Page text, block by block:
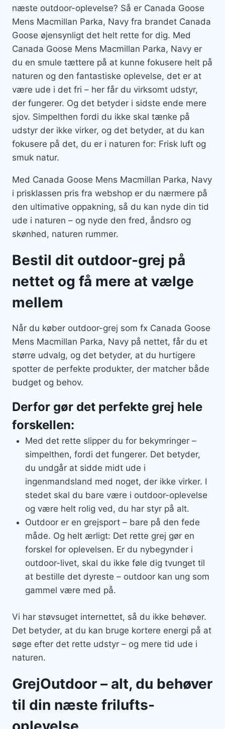
næste outdoor-oplevelse? Så er Canada Goose
Mens Macmillan Parka, Navy fra brandet Canada
Goose øjensynligt det helt rette for dig. Med
Canada Goose Mens Macmillan Parka, Navy er
du en smule tættere på at kunne fokusere helt på
naturen og den fantastiske oplevelse, det er at
være ude i det fri – her får du virksomt udstyr,
der fungerer. Og det betyder i sidste ende mere
sjov. Simpelthen fordi du ikke skal tænke på
udstyr der ikke virker, og det betyder, at du kan
fokusere på det, du er i naturen for: Frisk luft og
smuk natur.
Med Canada Goose Mens Macmillan Parka, Navy
i prisklassen pris fra webshop er du nærmere på
den ultimative oppakning, så du kan nyde din tid
ude i naturen – og nyde den fred, åndsro og
skønhed, naturen rummer.
Bestil dit outdoor-grej på
nettet og få mere at vælge
mellem
Når du køber outdoor-grej som fx Canada Goose
Mens Macmillan Parka, Navy på nettet, får du et
større udvalg, og det betyder, at du hurtigere
spotter de perfekte produkter, der matcher både
budget og behov.
Derfor gør det perfekte grej hele
forskellen:
Med det rette slipper du for bekymringer –
simpelthen, fordi det fungerer. Det betyder,
du undgår at sidde midt ude i
ingenmandsland med noget, der ikke virker. I
stedet skal du bare være i outdoor-oplevelse
og være helt rolig ved, du har styr på alt.
Outdoor er en grejsport – bare på den fede
måde. Og helt ærligt: Det rette grej gør en
forskel for oplevelsen. Er du nybegynder i
outdoor-livet, skal du ikke føle dig tvunget til
at bestille det dyreste – outdoor kan ung som
gammel være med på.
Vi har støvsuget internettet, så du ikke behøver.
Det betyder, at du kan bruge kortere energi på at
søge efter det rette udstyr – og mere tid ude i
naturen.
GrejOutdoor – alt, du behøver
til din næste frilufts-